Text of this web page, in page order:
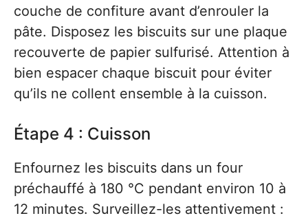
couche de confiture avant d’enrouler la
pâte. Disposez les biscuits sur une plaque
recouverte de papier sulfurisé. Attention à
bien espacer chaque biscuit pour éviter
qu’ils ne collent ensemble à la cuisson.
Étape 4 : Cuisson
Enfournez les biscuits dans un four
préchauffé à 180 °C pendant environ 10 à
12 minutes. Surveillez-les attentivement :